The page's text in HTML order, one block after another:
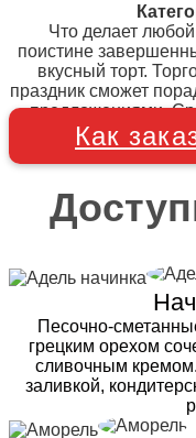
Что делает
поистине
вкусный торт.
праздник сможет
предложениями.
Как
Песочно-
грецким орехом
сливочным
заливкой,